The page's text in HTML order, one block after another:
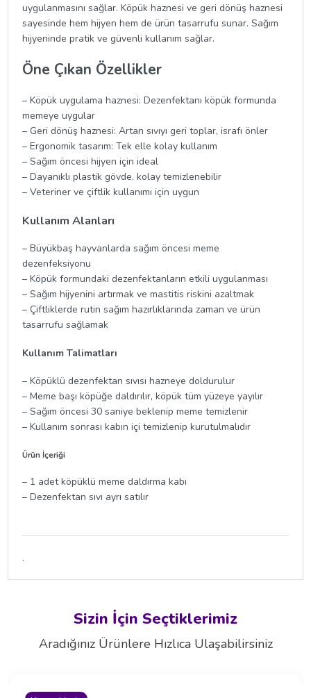
uygulanmasını sağlar. Köpük haznesi ve geri dönüş haznesi
sayesinde hem hijyen hem de ürün tasarrufu sunar. Sağım
hijyeninde pratik ve güvenli kullanım sağlar.
Öne Çıkan Özellikler
– Köpük uygulama haznesi: Dezenfektanı köpük formunda
memeye uygular
– Geri dönüş haznesi: Artan sıvıyı geri toplar, israfı önler
– Ergonomik tasarım: Tek elle kolay kullanım
– Sağım öncesi hijyen için ideal
– Dayanıklı plastik gövde, kolay temizlenebilir
– Veteriner ve çiftlik kullanımı için uygun
Kullanım Alanları
– Büyükbaş hayvanlarda sağım öncesi meme
dezenfeksiyonu
– Köpük formundaki dezenfektanların etkili uygulanması
– Sağım hijyenini artırmak ve mastitis riskini azaltmak
– Çiftliklerde rutin sağım hazırlıklarında zaman ve ürün
tasarrufu sağlamak
Kullanım Talimatları
– Köpüklü dezenfektan sıvısı hazneye doldurulur
– Meme başı köpüğe daldırılır, köpük tüm yüzeye yayılır
– Sağım öncesi 30 saniye beklenip meme temizlenir
– Kullanım sonrası kabın içi temizlenip kurutulmalıdır
Ürün İçeriği
– 1 adet köpüklü meme daldırma kabı
– Dezenfektan sıvı ayrı satılır
.
Sizin İçin Seçtiklerimiz
Aradığınız Ürünlere Hızlıca Ulaşabilirsiniz